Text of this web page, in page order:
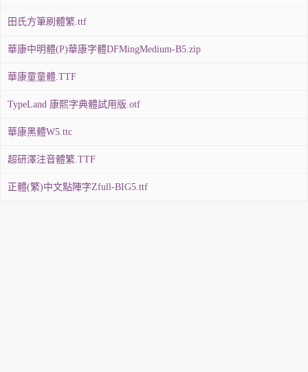
田氏方筆刷體繁.ttf
華康中明體(P)華康字體DFMingMedium-B5.zip
華康童童體.TTF
TypeLand 康熙字典體試用版.otf
華康黑體W5.ttc
超研澤注音體繁.TTF
正體(繁)中文點陣字Zfull-BIG5.ttf